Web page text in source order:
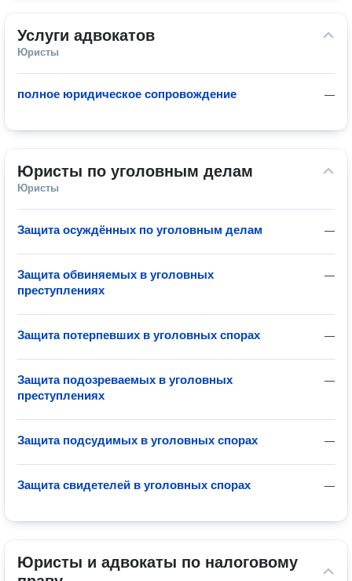
Услуги адвокатов
Юристы
—
полное юридическое сопровождение
Юристы по уголовным делам
Юристы
—
Защита осуждённых по уголовным делам
—
Защита обвиняемых в уголовных
преступлениях
—
Защита потерпевших в уголовных спорах
—
Защита подозреваемых в уголовных
преступлениях
—
Защита подсудимых в уголовных спорах
—
Защита свидетелей в уголовных спорах
Юристы и адвокаты по налоговому